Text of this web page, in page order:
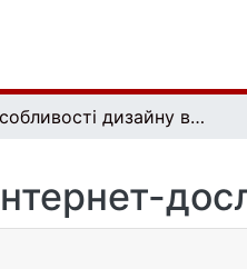
Особливості дизайну вибірки в інтернет-дослідженнях в Україні